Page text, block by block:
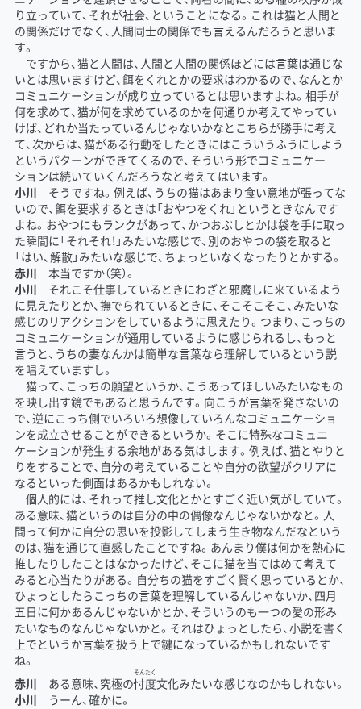
り立っていて、それが社会、ということになる。これは猫と人間と
の関係だけでなく、人間同士の関係でも言えるんだろうと思いま
す。
ですから、猫と人間は、人間と人間の関係ほどには言葉は通じな
いとは思いますけど、餌をくれとかの要求はわかるので、なんとか
コミュニケーションが成り立っているとは思いますよね。相手が
何を求めて、猫が何を求めているのかを何通りか考えてやってい
けば、どれか当たっているんじゃないかなとこちらが勝手に考え
て、次からは、猫がある行動をしたときにはこういうふうにしよう
というパターンができてくるので、そういう形でコミュニケー
ションは続いていくんだろうなと考えてはいます。
小川 そうですね。例えば、うちの猫はあまり食い意地が張ってな
いので、餌を要求するときは「おやつをくれ」というときなんです
よね。おやつにもランクがあって、かつおぶしとかは袋を手に取っ
た瞬間に「それそれ！」みたいな感じで、別のおやつの袋を取ると
「はい、解散」みたいな感じで、ちょっといなくなったりとかする。
赤川 本当ですか（笑）。
小川 それこそ仕事しているときにわざと邪魔しに来ているよう
に見えたりとか、撫でられているときに、そこそこそこ、みたいな
感じのリアクションをしているように思えたり。つまり、こっちの
コミュニケーションが通用しているように感じられるし、もっと
言うと、うちの妻なんかは簡単な言葉なら理解しているという説
を唱えていますし。
猫って、こっちの願望というか、こうあってほしいみたいなもの
を映し出す鏡でもあると思うんです。向こうが言葉を発さないの
で、逆にこっち側でいろいろ想像していろんなコミュニケーショ
ンを成立させることができるというか。そこに特殊なコミュニ
ケーションが発生する余地がある気はします。例えば、猫とやりと
りをすることで、自分の考えていることや自分の欲望がクリアに
なるといった側面はあるかもしれない。
個人的には、それって推し文化とかとすごく近い気がしていて。
ある意味、猫というのは自分の中の偶像なんじゃないかなと。人
間って何かに自分の思いを投影してしまう生き物なんだなという
のは、猫を通じて直感したことですね。あんまり僕は何かを熱心に
推したりしたことはなかったけど、そこに猫を当てはめて考えて
みると心当たりがある。自分ちの猫をすごく賢く思っているとか、
ひょっとしたらこっちの言葉を理解しているんじゃないか、四月
五日に何かあるんじゃないかとか、そういうのも一つの愛の形み
たいなものなんじゃないかと。それはひょっとしたら、小説を書く
上でというか言葉を扱う上で鍵になっているかもしれないです
ね。
赤川 ある意味、究極の忖
そん
度
たく
文化みたいな感じなのかもしれない。
小川 うーん、確かに。